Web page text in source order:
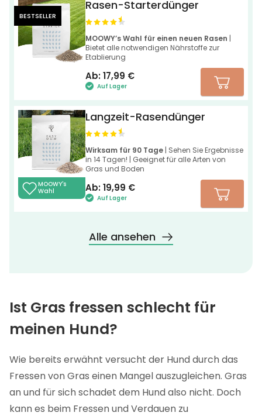
BESTSELLER
Rasen-Starterdünger
MOOWY’s Wahl für einen neuen Rasen |
Bietet alle notwendigen Nährstoffe zur
Etablierung
Ab: 17,99 €
Auf Lager
MOOWY's
Wahl
Langzeit-Rasendünger
Wirksam für 90 Tage | Sehen Sie Ergebnisse
in 14 Tagen! | Geeignet für alle Arten von
Gras und Boden
Ab: 19,99 €
Auf Lager
Alle ansehen
Ist Gras fressen schlecht für
meinen Hund?
Wie bereits erwähnt versucht der Hund durch das
Fressen von Gras einen Mangel auszugleichen. Gras
an und für sich schadet dem Hund also nicht. Doch
kann es beim Fressen und Verdauen zu